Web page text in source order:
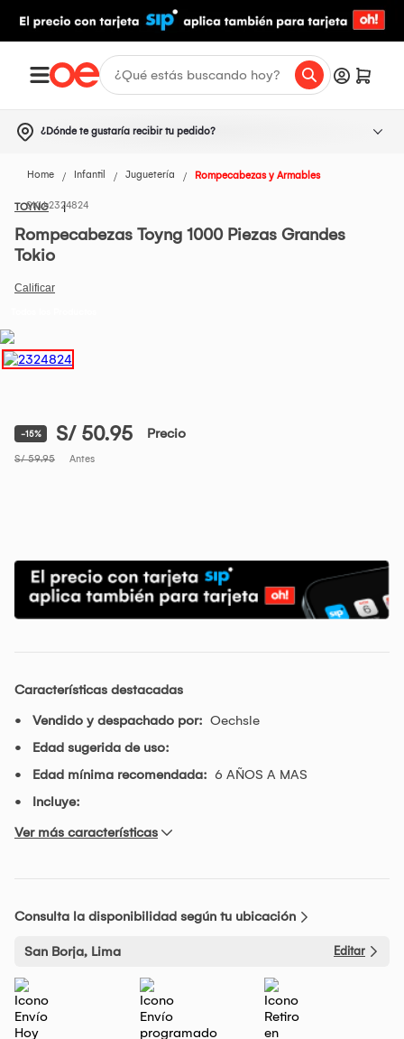
¿Dónde te gustaría recibir tu pedido?
Home Infantil Juguetería Rompecabezas y Armables
TOYNG2324824
Rompecabezas Toyng 1000 Piezas Grandes
Tokio
-15% S/ 50.95 Precio
S/ 59.95 Antes
Características destacadas
Vendido y despachado por: Oechsle
Edad sugerida de uso:
Edad mínima recomendada: 6 AÑOS A MAS
Incluye:
Ver más características
Consulta la disponibilidad según tu ubicación
San Borja, Lima Editar